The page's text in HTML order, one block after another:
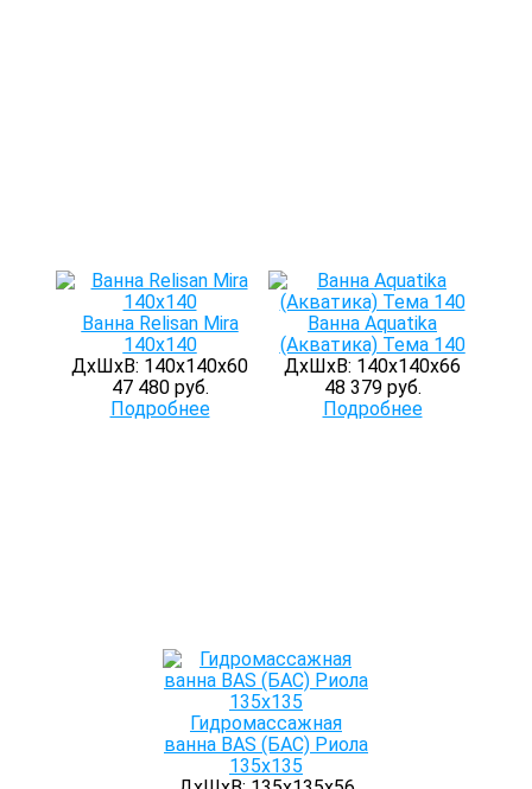
Ванна Relisan Mira
140х140
ДхШхВ: 140х140х60
47 480 руб.
Подробнее
Ванна Aquatika
(Акватика) Тема 140
ДхШхВ: 140х140х66
48 379 руб.
Подробнее
Гидромассажная
ванна BAS (БАС) Риола
135х135